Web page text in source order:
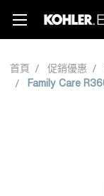
首頁 促銷優惠
Family Care